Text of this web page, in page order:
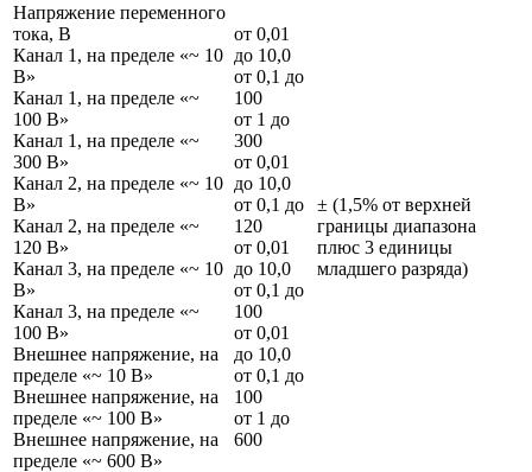
Напряжение переменного
тока, В
Канал 1, на пределе «~ 10
В»
Канал 1, на пределе «~
100 В»
Канал 1, на пределе «~
300 В»
Канал 2, на пределе «~ 10
В»
Канал 2, на пределе «~
120 В»
Канал 3, на пределе «~ 10
В»
Канал 3, на пределе «~
100 В»
Внешнее напряжение, на
пределе «~ 10 В»
Внешнее напряжение, на
пределе «~ 100 В»
Внешнее напряжение, на
пределе «~ 600 В»
от 0,01
до 10,0
от 0,1 до
100
от 1 до
300
от 0,01
до 10,0
от 0,1 до
120
от 0,01
до 10,0
от 0,1 до
100
от 0,01
до 10,0
от 0,1 до
100
от 1 до
600
± (1,5% от верхней
границы диапазона
плюс 3 единицы
младшего разряда)